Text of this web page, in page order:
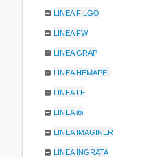
LINEA FILGO
LINEA FW
LINEA GRAP
LINEA HEMAPEL
LINEA I E
LINEA ibi
LINEA IMAGINER
LINEA INGRATA